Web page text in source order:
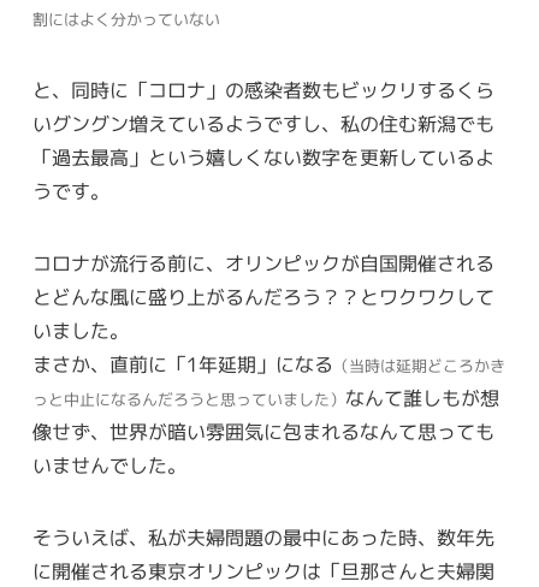
割にはよく分かっていない
と、同時に「コロナ」の感染者数もビックリするくら
いグングン増えているようですし、私の住む新潟でも
「過去最高」という嬉しくない数字を更新しているよ
うです。
コロナが流行る前に、オリンピックが自国開催される
とどんな風に盛り上がるんだろう？？とワクワクして
いました。
まさか、直前に「1年延期」になる （当時は延期どころかき
っと中止になるんだろうと思っていました） なんて誰しもが想
像せず、世界が暗い雰囲気に包まれるなんて思っても
いませんでした。
そういえば、私が夫婦問題の最中にあった時、数年先
に開催される東京オリンピックは「旦那さんと夫婦関